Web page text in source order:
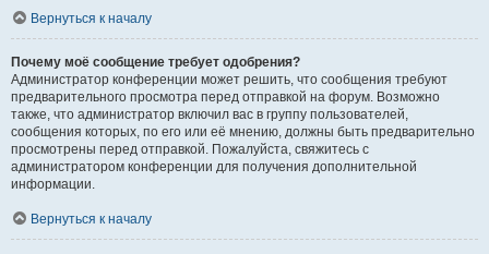
Вернуться к началу
Почему моё сообщение требует одобрения?
Администратор конференции может решить, что сообщения требуют
предварительного просмотра перед отправкой на форум. Возможно
также, что администратор включил вас в группу пользователей,
сообщения которых, по его или её мнению, должны быть предварительно
просмотрены перед отправкой. Пожалуйста, свяжитесь с
администратором конференции для получения дополнительной
информации.
Вернуться к началу